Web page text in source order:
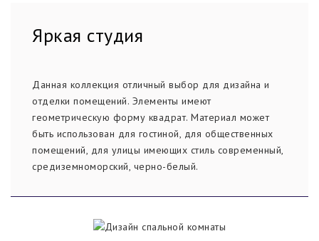
Яркая студия
Данная коллекция отличный выбор для дизайна и
отделки помещений. Элементы имеют
геометрическую форму квадрат. Материал может
быть использован для гостиной, для общественных
помещений, для улицы имеющих стиль современный,
средиземноморский, черно-белый.